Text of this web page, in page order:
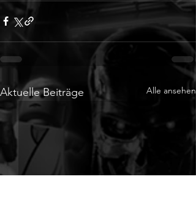
Aktuelle Beiträge Alle ansehen